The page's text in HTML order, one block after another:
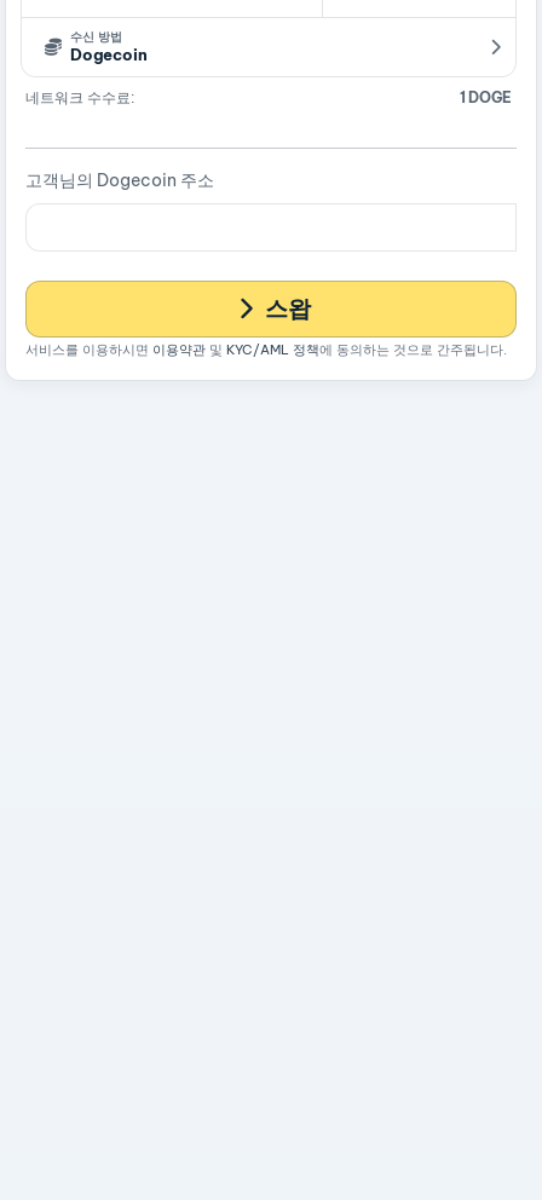
수신 방법
Dogecoin
네트워크 수수료: 1 DOGE
고객님의 Dogecoin 주소
스왑
서비스를 이용하시면 이용약관 및 KYC/AML 정책에 동의하는 것으로 간주됩니다.